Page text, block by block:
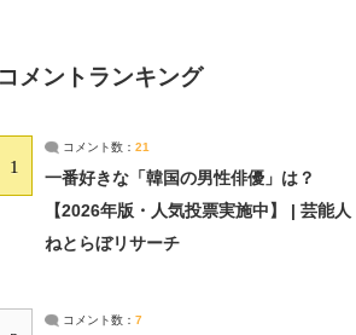
コメントランキング
1
コメント数： 21
一番好きな「韓国の男性俳優」は？
【2026年版・人気投票実施中】 | 芸能人
ねとらぼリサーチ
コメント数： 7